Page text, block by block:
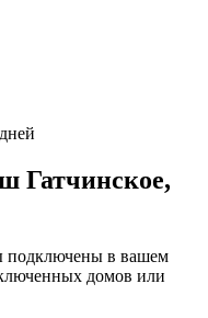
Гатчинское,
подключены в вашем
домов или